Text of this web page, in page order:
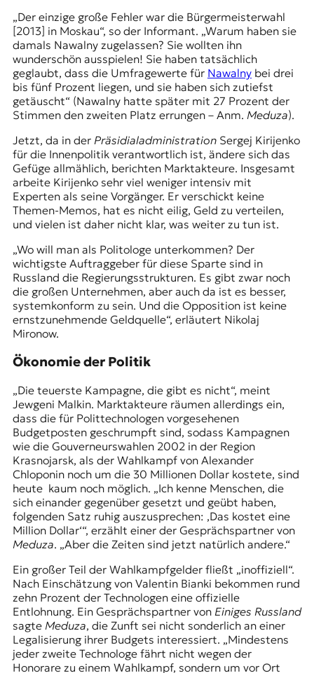
„Der einzige große Fehler war die Bürgermeisterwahl
[2013] in Moskau“, so der Informant. „Warum haben sie
damals Nawalny zugelassen? Sie wollten ihn
wunderschön ausspielen! Sie haben tatsächlich
geglaubt, dass die Umfragewerte für Nawalnybei drei
bis fünf Prozent liegen, und sie haben sich zutiefst
getäuscht“ (Nawalny hatte später mit 27 Prozent der
Stimmen den zweiten Platz errungen – Anm. Meduza).
Jetzt, da in der Präsidialadministration Sergej Kirijenko
für die Innenpolitik verantwortlich ist, ändere sich das
Gefüge allmählich, berichten Marktakteure. Insgesamt
arbeite Kirijenko sehr viel weniger intensiv mit
Experten als seine Vorgänger. Er verschickt keine
Themen-Memos, hat es nicht eilig, Geld zu verteilen,
und vielen ist daher nicht klar, was weiter zu tun ist.
„Wo will man als Politologe unterkommen? Der
wichtigste Auftraggeber für diese Sparte sind in
Russland die Regierungsstrukturen. Es gibt zwar noch
die großen Unternehmen, aber auch da ist es besser,
systemkonform zu sein. Und die Opposition ist keine
ernstzunehmende Geldquelle“, erläutert Nikolaj
Mironow.
Ökonomie der Politik
„Die teuerste Kampagne, die gibt es nicht“, meint
Jewgeni Malkin. Marktakteure räumen allerdings ein,
dass die für Polittechnologen vorgesehenen
Budgetposten geschrumpft sind, sodass Kampagnen
wie die Gouverneurswahlen 2002 in der Region
Krasnojarsk, als der Wahlkampf von Alexander
Chloponin noch um die 30 Millionen Dollar kostete, sind
heute kaum noch möglich. „Ich kenne Menschen, die
sich einander gegenüber gesetzt und geübt haben,
folgenden Satz ruhig auszu­sprechen: ‚Das kostet eine
Million Dollar‘“, erzählt einer der Gesprächs­partner von
Meduza. „Aber die Zeiten sind jetzt natürlich andere.“
Ein großer Teil der Wahlkampfgelder fließt „inoffiziell“.
Nach Einschätzung von Valentin Bianki bekommen rund
zehn Prozent der Technologen eine offizielle
Entlohnung. Ein Gesprächspartner von Einiges Russland
sagte Meduza, die Zunft sei nicht sonderlich an einer
Legalisierung ihrer Budgets interessiert. „Mindestens
jeder zweite Technologe fährt nicht wegen der
Honorare zu einem Wahlkampf, sondern um vor Ort